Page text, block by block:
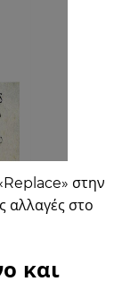
στην
αλλαγές στο
και